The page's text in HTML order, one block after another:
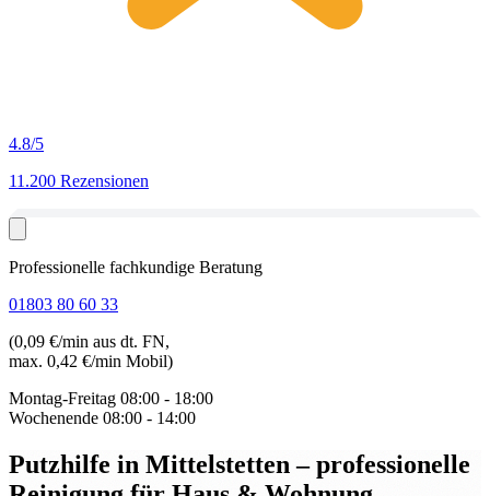
4.8/5
11.200 Rezensionen
Professionelle fachkundige Beratung
01803 80 60 33
(0,09 €/min aus dt. FN,
max. 0,42 €/min Mobil)
Montag-Freitag 08:00 - 18:00
Wochenende 08:00 - 14:00
Putzhilfe in Mittelstetten– professionelle